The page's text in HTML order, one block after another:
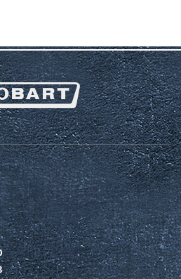
* champ obligatoire